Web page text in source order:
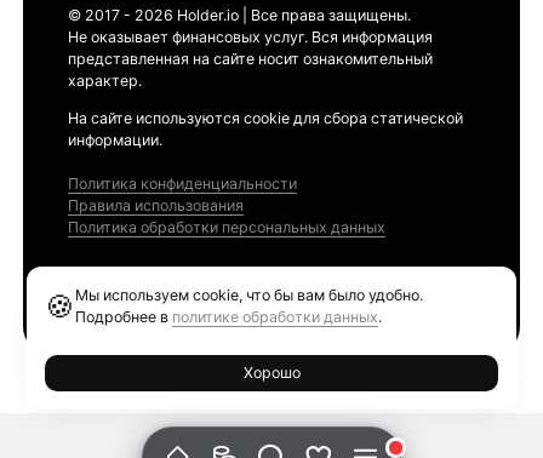
© 2017 - 2026 Holder.io | Все права защищены.
Не оказывает финансовых услуг. Вся информация
представленная на сайте носит ознакомительный
характер.
На сайте используются cookie для сбора статической
информации.
Политика конфиденциальности
Правила использования
Политика обработки персональных данных
🍪 Мы используем cookie, что бы вам было удобно.
Подробнее в политике обработки данных.
Хорошо
Ethereum GAS Tracker